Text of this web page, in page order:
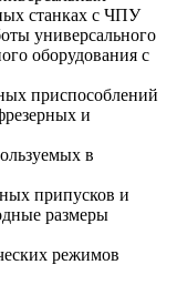
станках с ЧПУ
универсального
оборудования с
приспособлений
и
в
припусков и
размеры
режимов